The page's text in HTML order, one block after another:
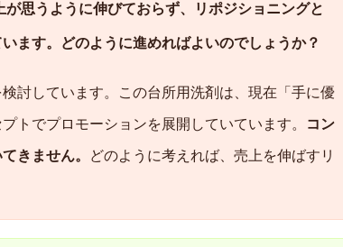
思うように伸びておらず、リポジショニングと
ます。どのように進めればよいのでしょうか？
検討しています。この台所用洗剤は、現在「手に優
トでプロモーションを展開していています。 コン
きません。 どのように考えれば、売上を伸ばすリ